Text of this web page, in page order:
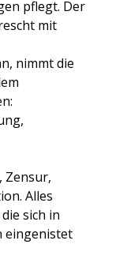
pflegt. Der
mit
nimmt die
Zensur,
Alles
sich in
eingenistet